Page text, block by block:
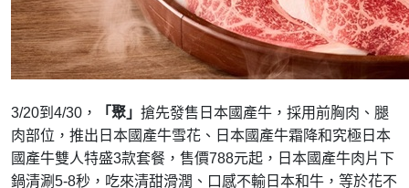
3/20到4/30， 「聚」 搶先發售日本國產牛，採用前胸肉、腿
肉部位，推出日本國產牛雪花、日本國產牛霜降和究極日本
國產牛雙人特盛3款套餐，售價788元起，日本國產牛肉片下
鍋清涮5-8秒，吃來清甜滑潤、口感不輸日本和牛，等於花不